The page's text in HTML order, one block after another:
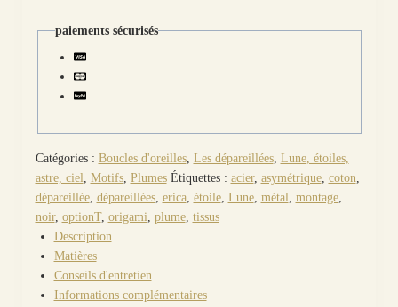
étoilespaiements sécurisés
Catégories : Boucles d'oreilles, Les dépareillées, Lune, étoiles,
astre, ciel
Motifs, Plumes Étiquettes : acier, asymétrique, coton
dépareillée, dépareillées, erica, étoile, Lune, métal montage,
noir, optionT, origami plume, tissus
Description
Matières
Conseils d'entretien
Informations complémentaires